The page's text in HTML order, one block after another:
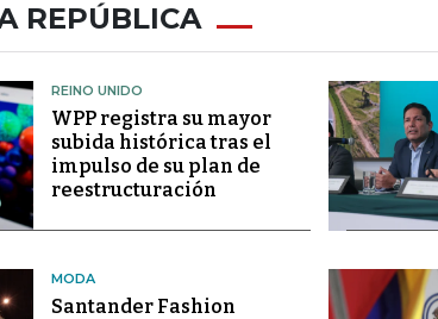
REPÚBLICA
REINO UNIDO
WPP registra su mayor
subida histórica tras el
impulso de su plan de
reestructuración
MODA
Santander Fashion